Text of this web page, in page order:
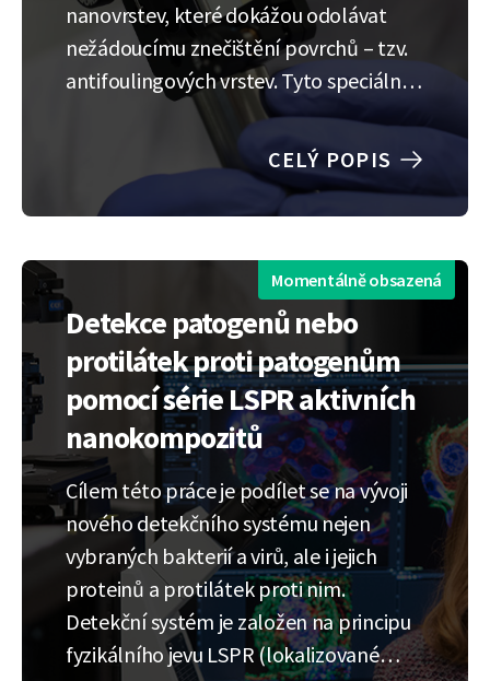
nanovrstev, které dokážou odolávat
nežádoucímu znečištění povrchů – tzv.
antifoulingových vrstev. Tyto speciální
povrchy nacházejí široké uplatnění v
medicíně, biosenzorech i průmyslu.
Naším cílem je pochopit a ovládnout
procesy, které umožňují upravit povrch
CELÝ POPIS
Momentálně obsazená
Detekce patogenů nebo
protilátek proti patogenům
pomocí série LSPR aktivních
nanokompozitů
Cílem této práce je podílet se na vývoji
nového detekčního systému nejen
vybraných bakterií a virů, ale i jejich
proteinů a protilátek proti nim.
Detekční systém je založen na principu
fyzikálního jevu LSPR (lokalizované